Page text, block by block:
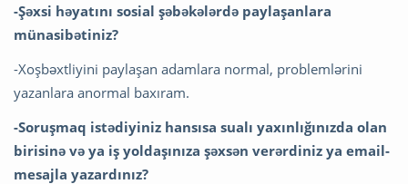
-Şəxsi həyatını sosial şəbəkələrdə paylaşanlara
münasibətiniz?
-Xoşbəxtliyini paylaşan adamlara normal, problemlərini
yazanlara anormal baxıram.
-Soruşmaq istədiyiniz hansısa sualı yaxınlığınızda olan
birisinə və ya iş yoldaşınıza şəxsən verərdiniz ya email-
mesajla yazardınız?